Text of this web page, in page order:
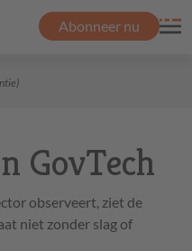
Abonneer nu
GovTech
observeert, ziet de
niet zonder slag of